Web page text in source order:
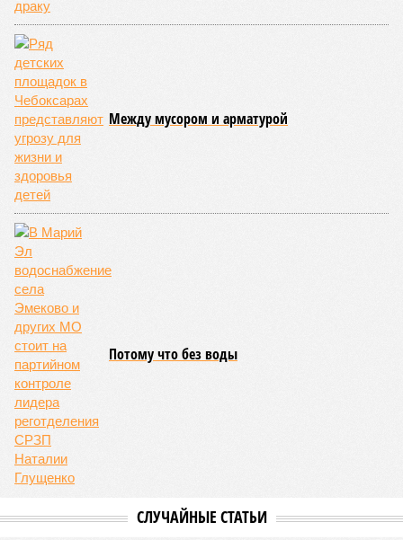
Чебоксары, на базе спортивной школы № 11 состоялось
торжественное открытие Республиканского центра
единоборств «Керешу». площадка имеет все необходимые
условия для полноценной подготовки спортсменов
высокого класса.
В том же году был проведён первый официальный
чемпионат по керешу, участие в котором приняли
сильнейшие борцы со всех районов Чувашии; турнир
наглядно продемонстрировал динамичный и зрелищный
характер этого вида спорта.
Керешу включён в перечень приоритетных спортивных
дисциплин на территории Чувашской Республики. Кроме
того, данное единоборство уже имеет опыт выхода на
международную арену: оно входило в программу I и II
Всемирных игр национальных видов единоборств, которые
проводились в Чувашии, что говорит о расширении
географии интереса к этой борьбе за пределами региона.